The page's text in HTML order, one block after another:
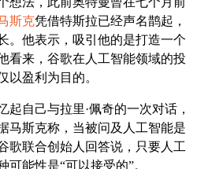
斯克凭借特斯拉已经声名鹊起，
。他表示，吸引他的是打造一个
看来，谷歌在人工智能领域的投
以盈利为目的。
起自己与拉里·佩奇的一次对话，
马斯克称，当被问及人工智能是
歌联合创始人回答说，只要人工
能性是“可以接受的”。